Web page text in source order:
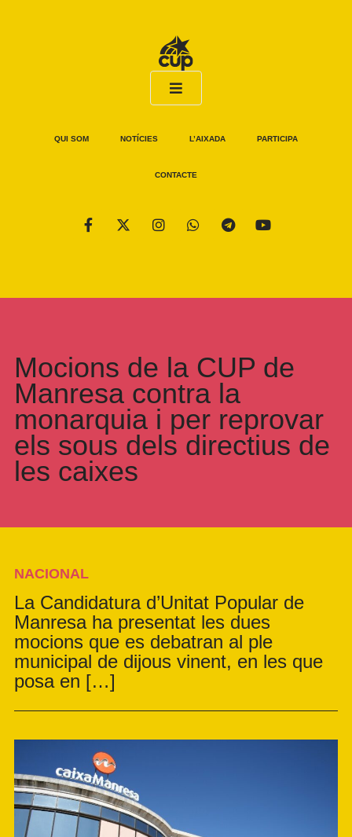
QUI SOM NOTÍCIES L’AIXADA PARTICIPA
CONTACTE
Mocions de la CUP de
Manresa contra la
monarquia i per reprovar
els sous dels directius de
les caixes
NACIONAL
La Candidatura d’Unitat Popular de
Manresa ha presentat les dues
mocions que es debatran al ple
municipal de dijous vinent, en les que
posa en […]